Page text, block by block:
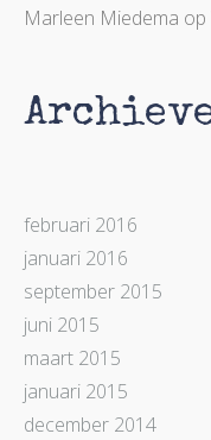
Marleen Miedema op
februari 2016
januari 2016
september 2015
juni 2015
maart 2015
januari 2015
december 2014